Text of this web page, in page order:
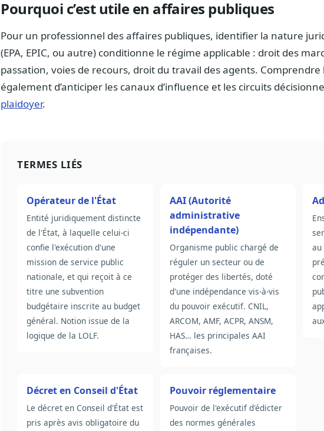
Pourquoi c’est utile en affaires publiques
Pour un professionnel des affaires publiques, identifier la nature
(EPA, EPIC, ou autre) conditionne le régime applicable : droit des
passation, voies de recours, droit du travail des agents.
également d’anticiper les canaux d’influence et les circuits
plaidoyer.
TERMES LIÉS
Opérateur de l'État
Entité juridiquement distincte
de l'État, à laquelle celui-ci
confie l'exécution d'une
mission de service public
nationale, et qui reçoit à ce
titre une subvention
budgétaire inscrite au budget
général. Notion issue de la
logique de la LOLF.
AAI (Autorité
administrative
indépendante)
Organisme public chargé de
réguler un secteur ou de
protéger des libertés, doté
d'une indépendance vis-à-vis
du pouvoir exécutif. CNIL,
ARCOM, AMF, ACPR, ANSM,
HAS… les principales AAI
françaises.
au
Décret en Conseil d'État
Le décret en Conseil d'État est
pris après avis obligatoire du
Pouvoir réglementaire
Pouvoir de l'exécutif d'édicter
des normes générales